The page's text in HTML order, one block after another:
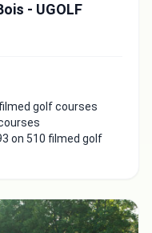
- UGOLF
golf courses
on 510 filmed golf